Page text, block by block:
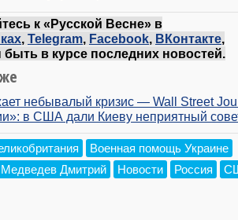
к «Русской Весне» в
, Telegram, Facebook, ВКонтакте,
быть в курсе последних новостей.
небывалый кризис — Wall Street
в США дали Киеву неприятный
Военная помощь Украине
Медведев Дмитрий Новости Россия